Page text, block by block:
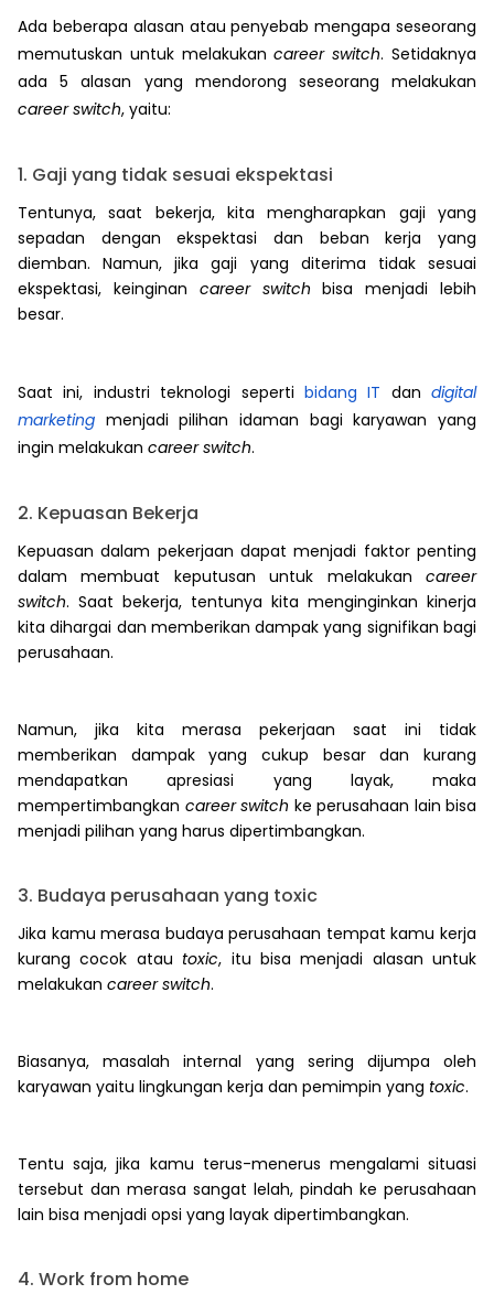
Ada beberapa alasan atau penyebab mengapa seseorang
memutuskan untuk melakukancareer switch. Setidaknya
ada 5 alasan yang mendorong seseorang melakukan
career switch, yaitu:
1. Gaji yang tidak sesuai ekspektasi
Tentunya, saat bekerja, kita mengharapkan gaji yang
sepadan dengan ekspektasi dan beban kerja yang
diemban. Namun, jika gaji yang diterima tidak sesuai
ekspektasi, keinginan career switch bisa menjadi lebih
besar.
Saat ini, industri teknologi seperti bidang IT dan digital
marketing menjadi pilihan idaman bagi karyawan yang
ingin melakukan career switch.
2. Kepuasan Bekerja
Kepuasan dalam pekerjaan dapat menjadi faktor penting
dalam membuat keputusan untuk melakukan career
switch. Saat bekerja, tentunya kita menginginkan kinerja
kita dihargai dan memberikan dampak yang signifikan bagi
perusahaan.
Namun, jika kita merasa pekerjaan saat ini tidak
memberikan dampak yang cukup besar dan kurang
mendapatkan apresiasi yang layak, maka
mempertimbangkan career switch ke perusahaan lain bisa
menjadi pilihan yang harus dipertimbangkan.
3. Budaya perusahaan yang toxic
Jika kamu merasa budaya perusahaan tempat kamu kerja
kurang cocok atau toxic, itu bisa menjadi alasan untuk
melakukan career switch.
Biasanya, masalah internal yang sering dijumpa oleh
karyawan yaitu lingkungan kerja dan pemimpin yang toxic.
Tentu saja, jika kamu terus-menerus mengalami situasi
tersebut dan merasa sangat lelah, pindah ke perusahaan
lain bisa menjadi opsi yang layak dipertimbangkan.
4. Work from home